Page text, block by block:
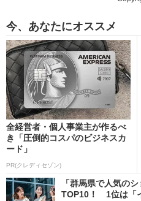
今、あなたにオススメ
全経営者・個人事業主が作るべ
き「圧倒的コスパのビジネスカ
ード」
PR(クレディセゾン)
「群馬県で人気の
TOP10！ 1位は「